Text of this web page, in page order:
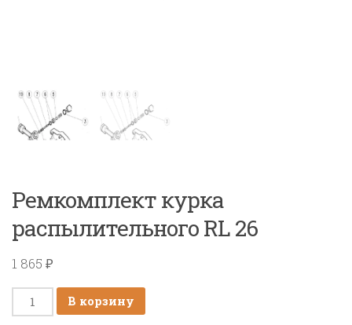
Ремкомплект курка
распылительного RL 26
1 865 ₽
Количество
товара
В корзину